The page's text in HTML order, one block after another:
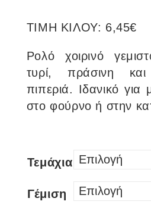
ΤΙΜΗ ΚΙΛΟΥ: 6,45€
Ρολό χοιρινό
τυρί, πράσινη και
πιπεριά. Ιδανικό για
στο φούρνο ή στην
Τεμάχια
Γέμιση